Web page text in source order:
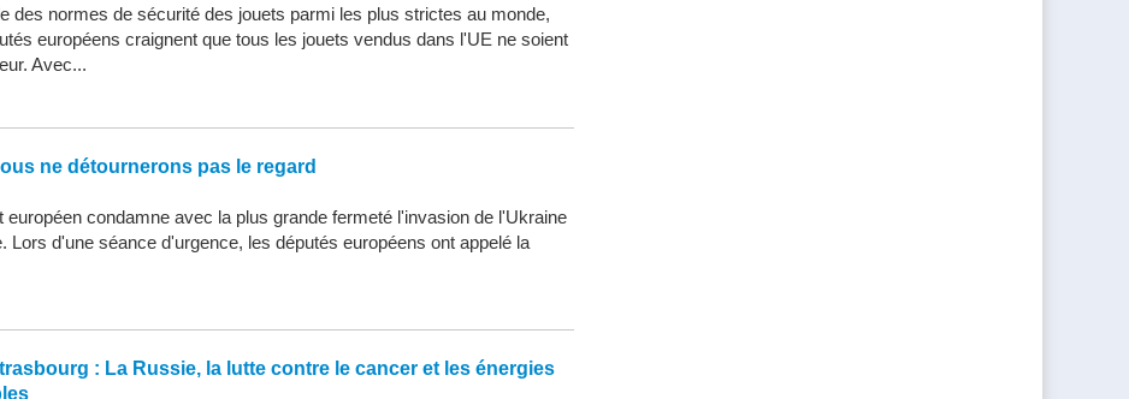
des normes de sécurité des jouets parmi les plus strictes au monde,
européens craignent que tous les jouets vendus dans l'UE ne soient
Avec...
ne détournerons pas le regard
européen condamne avec la plus grande fermeté l'invasion de l'Ukraine
Lors d'une séance d'urgence, les députés européens ont appelé la
: La Russie, la lutte contre le cancer et les énergies